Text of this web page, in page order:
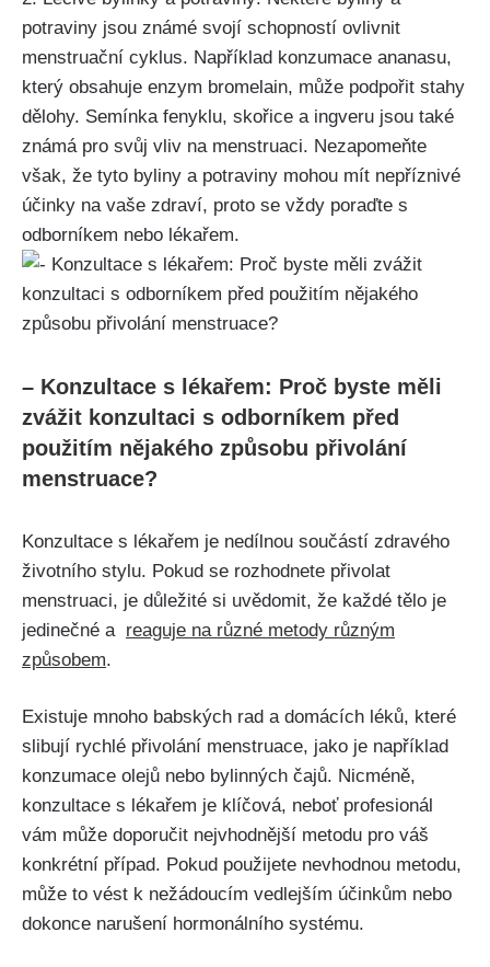
potraviny jsou známé svojí schopností ovlivnit
menstruační cyklus. Například⁣ konzumace ananasu,
který obsahuje enzym bromelain, může ⁢podpořit stahy‌
dělohy. Semínka fenyklu, skořice a ingveru jsou také⁣
známá pro svůj vliv na menstruaci. Nezapomeňte
však, že tyto byliny a potraviny mohou mít nepříznivé
účinky na vaše‌ zdraví, proto se vždy poraďte s
odborníkem nebo lékařem.
– Konzultace​ s ⁣lékařem: Proč byste měli
zvážit konzultaci s odborníkem před
použitím‌ nějakého způsobu přivolání​
menstruace?
Konzultace s lékařem je nedílnou součástí zdravého
životního stylu. Pokud se rozhodnete přivolat ​
menstruaci, je‌ důležité si‌ uvědomit, že každé tělo je
jedinečné a ‍ reaguje na různé metody různým
‌způsobem.
Existuje ⁣mnoho babských rad a domácích léků, které
⁣slibují rychlé přivolání‍ menstruace, ⁤jako je například
konzumace olejů nebo ⁤bylinných čajů. Nicméně,
konzultace s lékařem je ‍klíčová, neboť profesionál
vám může doporučit nejvhodnější metodu pro váš
konkrétní případ. Pokud použijete nevhodnou metodu,
může to vést k nežádoucím vedlejším‌ účinkům nebo‌
dokonce narušení hormonálního systému.